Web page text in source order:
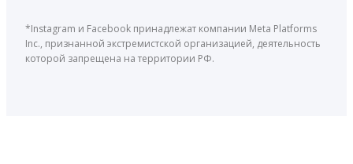
*Instagram и Facebook принадлежат компании Meta Platforms
Inc., признанной экстремистской организацией, деятельность
которой запрещена на территории РФ.